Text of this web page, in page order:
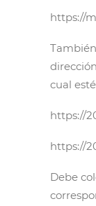
https://
cual
https://
https://
Debe